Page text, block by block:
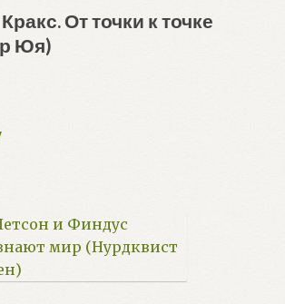
От точки к точке
Юя)